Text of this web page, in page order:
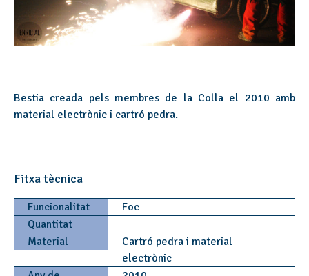
Bestia creada pels membres de la Colla el 2010 amb
material electrònic i cartró pedra.
Fitxa tècnica
Funcionalitat
Foc
Quantitat
Material
Cartró pedra i material
electrònic